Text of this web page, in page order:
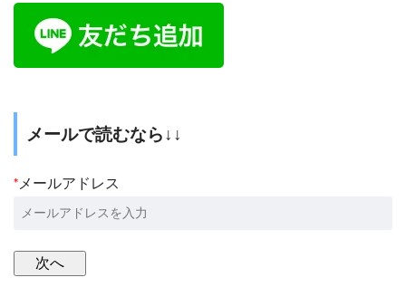
メールで読むなら↓↓
*メールアドレス